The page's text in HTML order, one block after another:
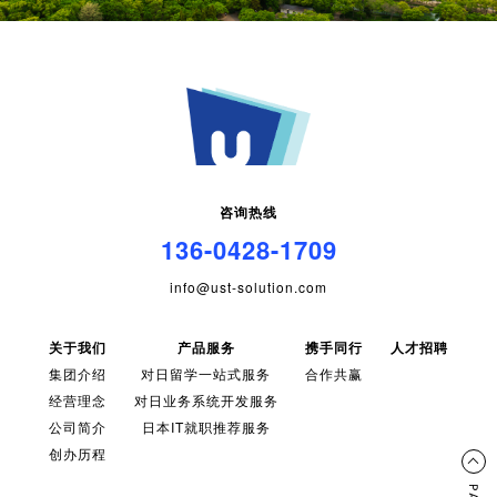
咨询热线
136-0428-1709
info@ust-solution.com
关于我们
集团介绍
经营理念
公司简介
创办历程
产品服务
对日留学一站式服务
对日业务系统开发服务
日本IT就职推荐服务
携手同行
合作共赢
人才招聘